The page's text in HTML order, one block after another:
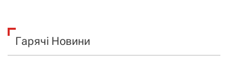
к
Гарячі Новини